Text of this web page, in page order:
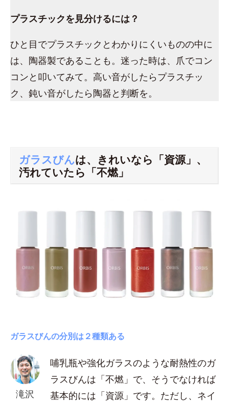
プラスチックを見分けるには？
ひと目でプラスチックとわかりにくいものの中に
は、陶器製であることも。迷った時は、爪でコン
コンと叩いてみて。高い音がしたらプラスチッ
ク、鈍い音がしたら陶器と判断を。
ガラスびんは、きれいなら「資源」、
汚れていたら「不燃」
ガラスびんの分別は２種類ある
滝沢
哺乳瓶や強化ガラスのような耐熱性のガ
ラスびんは「不燃」で、そうでなければ
基本的には「資源」です。ただし、ネイ